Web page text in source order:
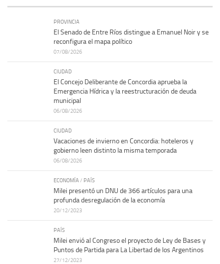
PROVINCIA
El Senado de Entre Ríos distingue a Emanuel Noir y se
reconfigura el mapa político
07/08/2026
CIUDAD
El Concejo Deliberante de Concordia aprueba la
Emergencia Hídrica y la reestructuración de deuda
municipal
06/08/2026
CIUDAD
Vacaciones de invierno en Concordia: hoteleros y
gobierno leen distinto la misma temporada
06/08/2026
ECONOMÍA / PAÍS
Milei presentó un DNU de 366 artículos para una
profunda desregulación de la economía
20/12/2023
PAÍS
Milei envió al Congreso el proyecto de Ley de Bases y
Puntos de Partida para La Libertad de los Argentinos
27/12/2023